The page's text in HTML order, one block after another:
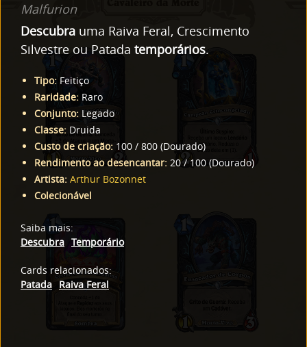
Malfurion
Descubra uma Raiva Feral, Crescimento
Silvestre ou Patada temporários.
Tipo: Feitiço
Raridade: Raro
Conjunto: Legado
Classe: Druida
Custo de criação: 100 / 800 (Dourado)
Rendimento ao desencantar: 20/100 (Dourado)
Artista: Arthur Bozonnet
Colecionável
Saiba mais:
Descubra Temporário
Cards relacionados:
Patada Raiva Feral